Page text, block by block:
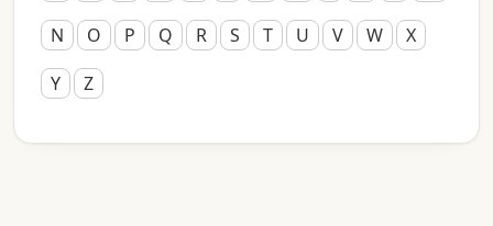
N
O P Q R S T U V W
X
Y
Z